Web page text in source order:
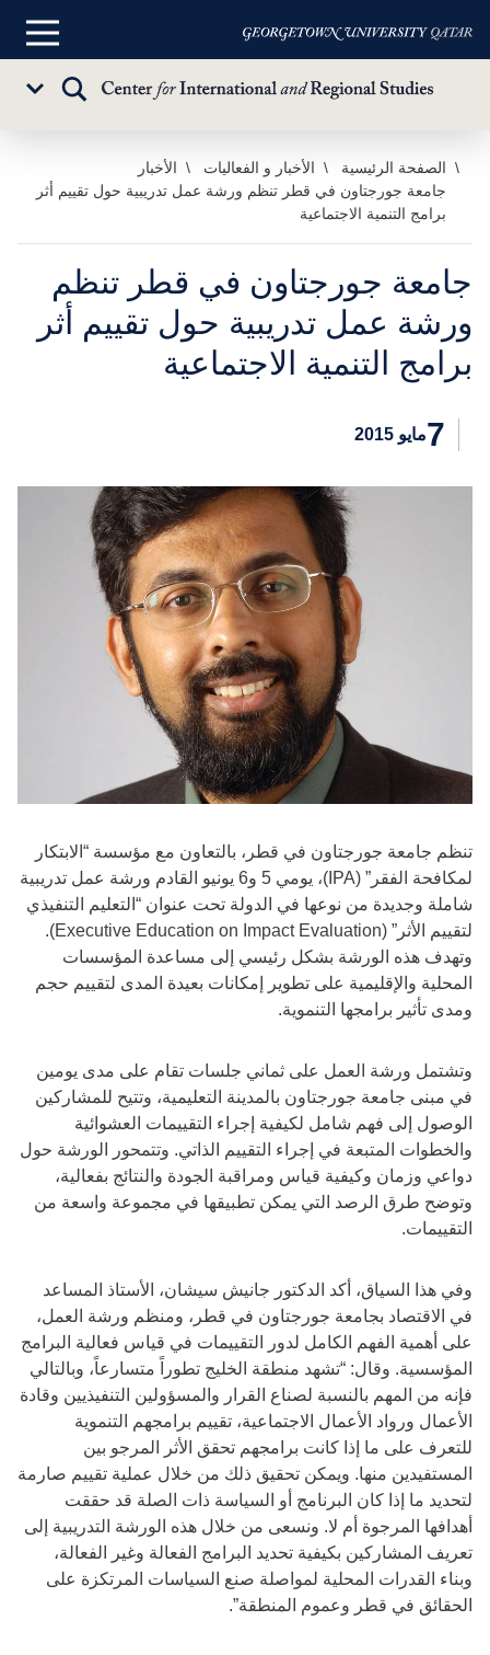
تخطي
المحتوى
الرئيسي
القائمة
تبديل
الصفحة الرئيسية الأخبار و الفعاليات
الأخبار
جامعة جورجتاون في قطر تنظم ورشة عمل تدريبية حول تقييم أثر
برامج التنمية الاجتماعية
جامعة جورجتاون في قطر تنظم
ورشة عمل تدريبية حول تقييم أثر
برامج التنمية الاجتماعية
7مايو 2015
تنظم جامعة جورجتاون في قطر، بالتعاون مع مؤسسة “الابتكار
لمكافحة الفقر” (IPA)، يومي 5 و6 يونيو القادم ورشة عمل تدريبية
شاملة وجديدة من نوعها في الدولة تحت عنوان “التعليم التنفيذي
لتقييم الأثر” (Executive Education on Impact Evaluation).
وتهدف هذه الورشة بشكل رئيسي إلى مساعدة المؤسسات
المحلية والإقليمية على تطوير إمكانات بعيدة المدى لتقييم حجم
ومدى تأثير برامجها التنموية.
وتشتمل ورشة العمل على ثماني جلسات تقام على مدى يومين
في مبنى جامعة جورجتاون بالمدينة التعليمية، وتتيح للمشاركين
الوصول إلى فهم شامل لكيفية إجراء التقييمات العشوائية
والخطوات المتبعة في إجراء التقييم الذاتي. وتتمحور الورشة حول
دواعي وزمان وكيفية قياس ومراقبة الجودة والنتائج بفعالية،
وتوضح طرق الرصد التي يمكن تطبيقها في مجموعة واسعة من
التقييمات.
وفي هذا السياق، أكد الدكتور جانيش سيشان، الأستاذ المساعد
في الاقتصاد بجامعة جورجتاون في قطر، ومنظم ورشة العمل،
على أهمية الفهم الكامل لدور التقييمات في قياس فعالية البرامج
المؤسسية. وقال: “تشهد منطقة الخليج تطوراً متسارعاً، وبالتالي
فإنه من المهم بالنسبة لصناع القرار والمسؤولين التنفيذيين وقادة
الأعمال ورواد الأعمال الاجتماعية، تقييم برامجهم التنموية
للتعرف على ما إذا كانت برامجهم تحقق الأثر المرجو بين
المستفيدين منها. ويمكن تحقيق ذلك من خلال عملية تقييم صارمة
لتحديد ما إذا كان البرنامج أو السياسة ذات الصلة قد حققت
أهدافها المرجوة أم لا. ونسعى من خلال هذه الورشة التدريبية إلى
تعريف المشاركين بكيفية تحديد البرامج الفعالة وغير الفعالة،
وبناء القدرات المحلية لمواصلة صنع السياسات المرتكزة على
الحقائق في قطر وعموم المنطقة”.